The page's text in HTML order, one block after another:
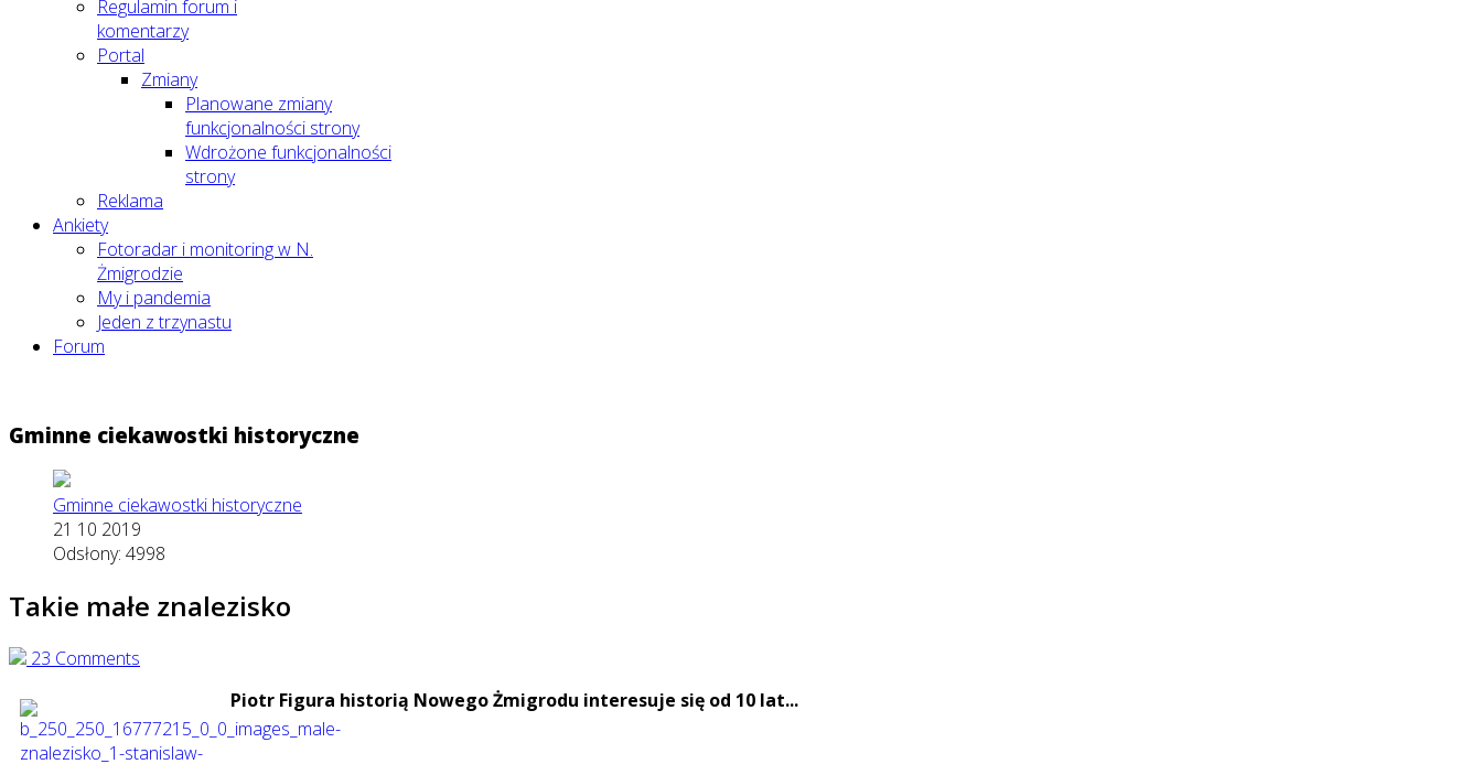
Regulamin forum i
komentarzy
Portal
Zmiany
Planowane zmiany
funkcjonalności strony
Wdrożone funkcjonalności
strony
Reklama
Ankiety
Fotoradar i monitoring w N.
Żmigrodzie
My i pandemia
Jeden z trzynastu
Forum
Gminne ciekawostki historyczne
Gminne ciekawostki historyczne
21 10 2019
Odsłony: 4998
Takie małe znalezisko
23 Comments
Piotr Figura historią Nowego Żmigrodu interesuje się od 10 lat...